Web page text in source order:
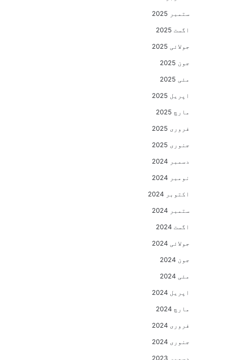
ستمبر 2025
اگست 2025
جولائی 2025
جون 2025
مئی 2025
اپریل 2025
مارچ 2025
فروری 2025
جنوری 2025
دسمبر 2024
نومبر 2024
اکتوبر 2024
ستمبر 2024
اگست 2024
جولائی 2024
جون 2024
مئی 2024
اپریل 2024
مارچ 2024
فروری 2024
جنوری 2024
دسمبر 2023